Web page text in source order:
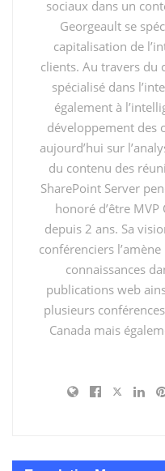
Microsoft Copilot est-il
Cowork
, l’idée
On ne demande plus
« Dis-moi
travail. »
On commence à lui dire :
« Voici le résultat
Reviens avec un
C’est là que se situe le
Microsoft décrit Copilot
conçue pour réaliser du
l’environnement
ne se contente pas de
available in Frontier)
sociaux dans un
Georgeault se
capitalisation de
clients. Au travers du
spécialisé dans
également à
développement des
aujourd’hui sur
du contenu des
SharePoint Server
honoré d’être
depuis 2 ans. Sa
conférenciers
connaissances
publications web
plusieurs
Canada mais